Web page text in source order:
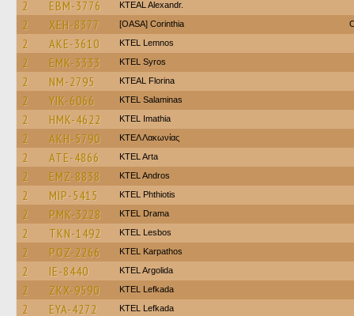
2 EBM-3776 KTEAL Alexandr.
2 XEH-8377 [OASA] Corinthia
2 AKE-3610 KTEL Lemnos
2 EMK-3333 KTEL Syros
2 NM-2795 KTEAL Florina
2 YIK-6066 KTEL Salaminas
2 HMK-4622 KTEL Imathia
2 AKH-5790 ΚΤΕΛ Λακωνίας
2 ATE-4866 KTEL Arta
2 EMZ-8838 KTEL Andros
2 MIP-5415 ΚΤΕL Phthiotis
2 PMK-3228 KTEL Drama
2 TKN-1492 KTEL Lesbos
2 POZ-2266 ΚΤΕL Karpathos
2 IE-8440 KTEL Argolida
2 ZKX-9590 KTEL Lefkada
2 EYA-4272 KTEL Lefkada